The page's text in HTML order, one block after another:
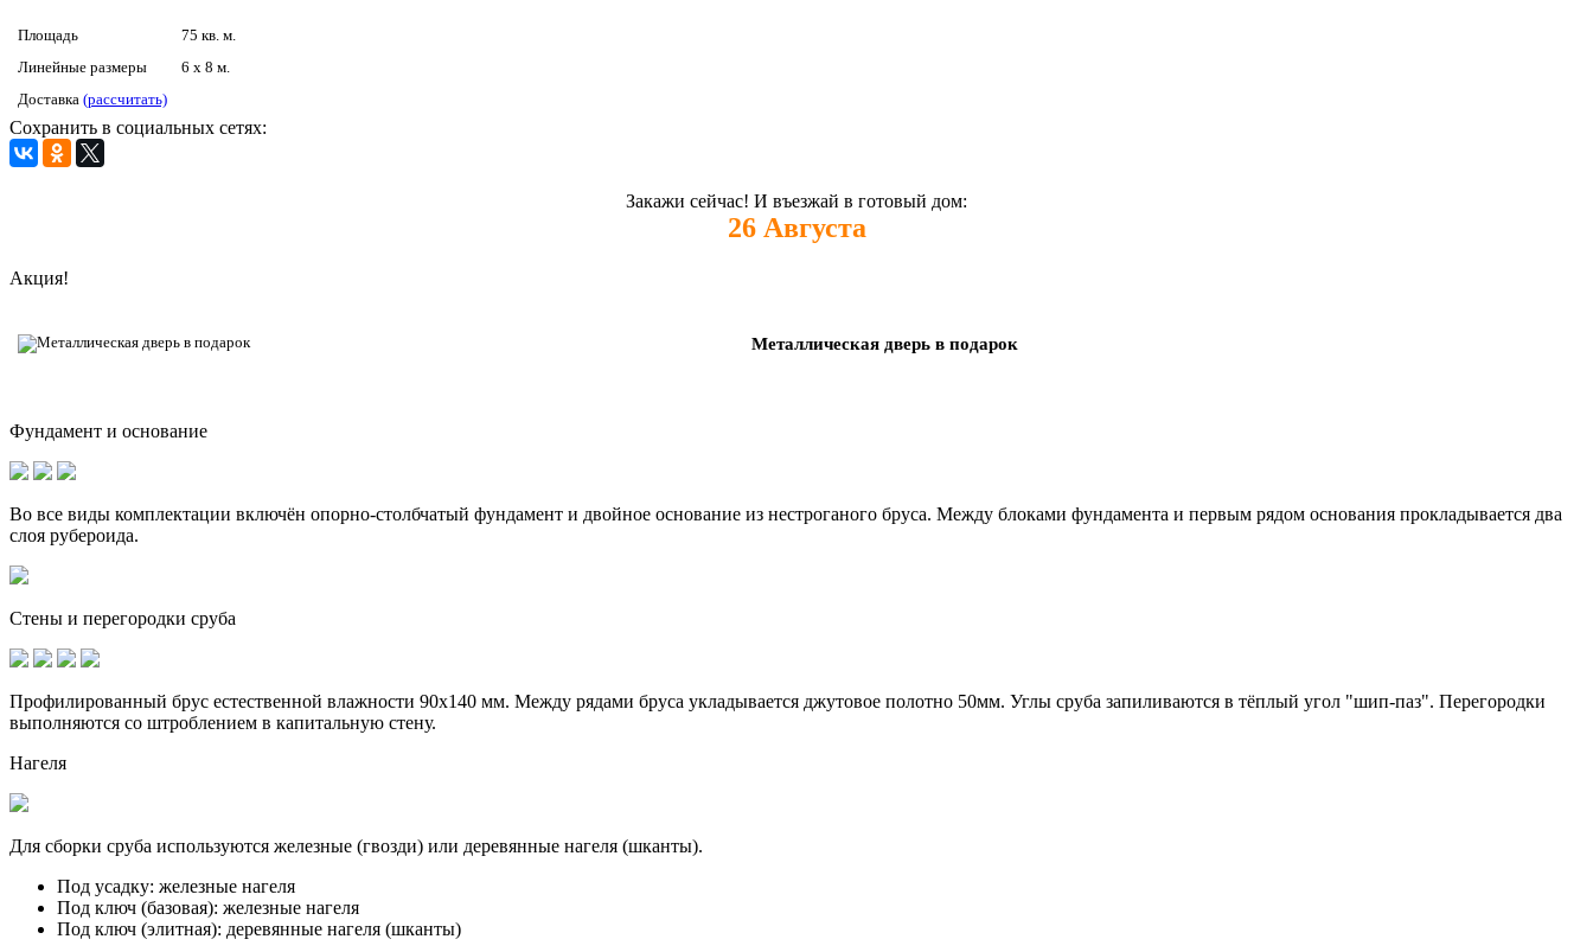
Площадь
75 кв. м.
Линейные размеры
6 x 8 м.
Доставка (рассчитать)
Сохранить в социальных сетях:
Закажи сейчас! И въезжай в готовый дом:
26 Августа
Акция!
Металлическая дверь в подарок
Фундамент и основание
Во все виды комплектации включён опорно-столбчатый фундамент и двойное основание из нестроганого бруса. Между блоками фундамента и первым рядом основания прокладывается два
слоя рубероида.
Стены и перегородки сруба
Профилированный брус естественной влажности 90х140 мм. Между рядами бруса укладывается джутовое полотно 50мм. Углы сруба запиливаются в тёплый угол "шип-паз". Перегородки
выполняются со штроблением в капитальную стену.
Нагеля
Для сборки сруба используются железные (гвозди) или деревянные нагеля (шканты).
Под усадку: железные нагеля
Под ключ (базовая): железные нагеля
Под ключ (элитная): деревянные нагеля (шканты)